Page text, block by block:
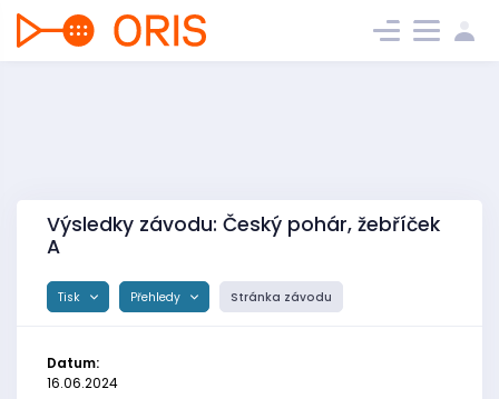
Výsledky závodu: Český pohár, žebříček
A
Tisk Přehledy Stránka závodu
Datum:
16.06.2024